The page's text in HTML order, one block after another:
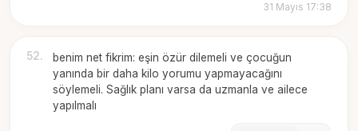
31 Mayıs 17:38
52.
benim net fikrim: eşin özür dilemeli ve çocuğun
yanında bir daha kilo yorumu yapmayacağını
söylemeli. Sağlık planı varsa da uzmanla ve ailece
yapılmalı